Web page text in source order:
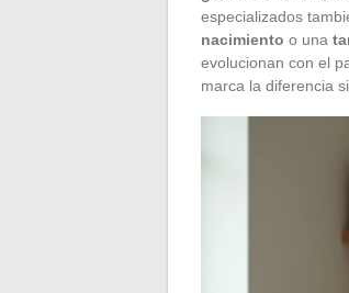
especializados
nacimiento o una
evolucionan con el
marca la diferencia